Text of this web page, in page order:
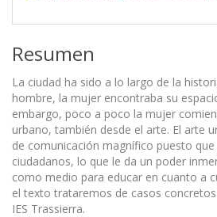
Resumen
La ciudad ha sido a lo largo de la
hombre, la mujer encontraba su
embargo, poco a poco la mujer
urbano, también desde el arte. El arte
de comunicación magnífico puesto
ciudadanos, lo que le da un poder
como medio para educar en cuanto a
el texto trataremos de casos
IES Trassierra.